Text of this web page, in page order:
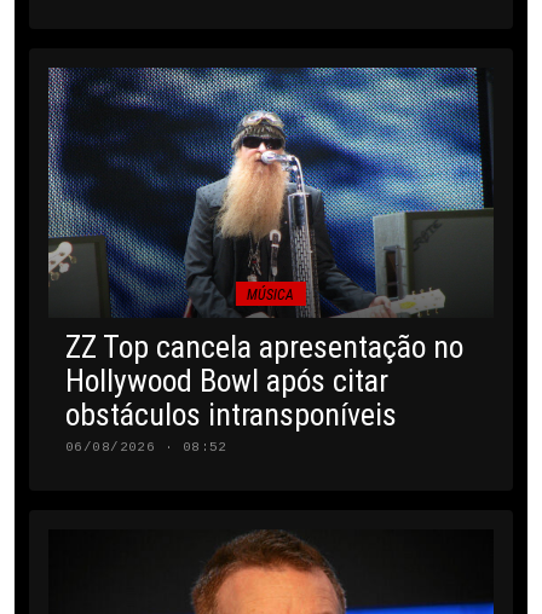
MÚSICA
ZZ Top cancela apresentação no
Hollywood Bowl após citar
obstáculos intransponíveis
06/08/2026 · 08:52